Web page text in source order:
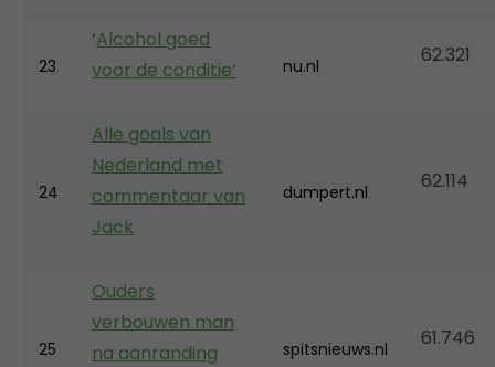
23
‘Alcohol goed
voor de conditie’
nu.nl 62.321
24
Alle goals van
Nederland met
commentaar van
Jack
dumpert.nl 62.114
25
Ouders
verbouwen man
na aanranding
spitsnieuws.nl 61.746